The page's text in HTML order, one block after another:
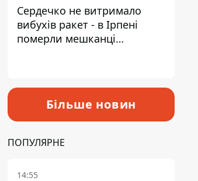
Сердечко не витримало
вибухів ракет - в Ірпені
померли мешканці
Більше новин
ПОПУЛЯРНЕ
14:55